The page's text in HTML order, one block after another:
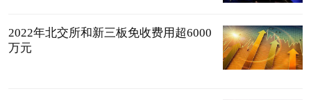
2022年北交所和新三板免收费用超6000
万元